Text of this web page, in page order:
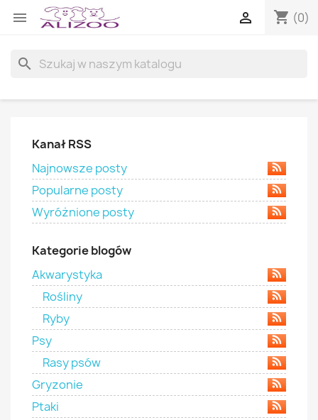
 shopping_cart (0)

search
Kanał RSS
Najnowsze posty
Popularne posty
Wyróżnione posty
Kategorie blogów
Akwarystyka
Rośliny
Ryby
Psy
Rasy psów
Gryzonie
Ptaki